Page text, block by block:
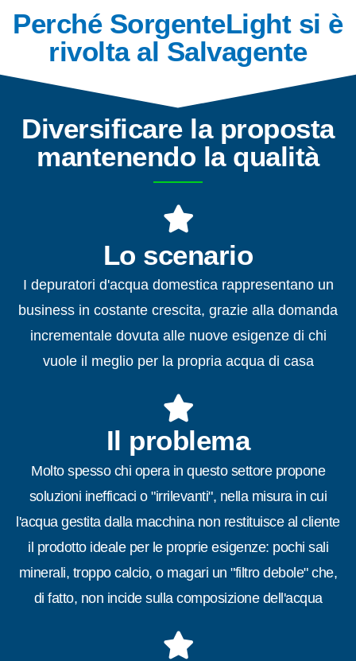
Perché SorgenteLight si è
rivolta al Salvagente
Diversificare la proposta
mantenendo la qualità
Lo scenario
I depuratori d'acqua domestica rappresentano un
business in costante crescita, grazie alla domanda
incrementale dovuta alle nuove esigenze di chi
vuole il meglio per la propria acqua di casa
Il problema
Molto spesso chi opera in questo settore propone
soluzioni inefficaci o "irrilevanti", nella misura in cui
l'acqua gestita dalla macchina non restituisce al cliente
il prodotto ideale per le proprie esigenze: pochi sali
minerali, troppo calcio, o magari un "filtro debole" che,
di fatto, non incide sulla composizione dell'acqua